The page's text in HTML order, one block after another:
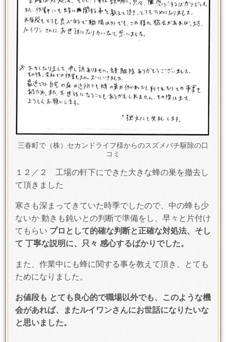
三春町で（株）セカンドライフ様からのスズメバチ駆除の口
コミ
１２／２ 工場の軒下にできた大きな蜂の巣を撤去し
て頂きました
寒さも深まってきていた時季でしたので、中の蜂も少
ないか 動きも鈍いとの判断で準備をし、早々と片付け
てもらい プロとして的確な判断と正確な対処法、そし
て 丁寧な説明に、只々 感心するばかりでした。
また、作業中にも蜂に関する事を教えて頂き、とても
ためになりました。
お値段も とても良心的で職場以外でも、このような機
会があれば、またルイワンさんにお世話になりたいな
と思いました。